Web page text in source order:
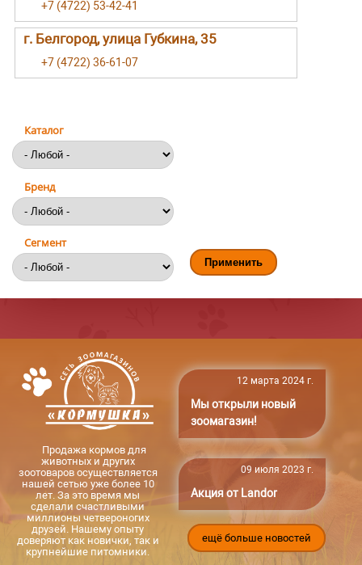
+7 (4722) 53-42-41
г. Белгород, улица Губкина, 35
+7 (4722) 36-61-07
Каталог
Бренд
Сегмент
Продажа кормов для
животных и других
зоотоваров осуществляется
нашей сетью уже более 10
лет. За это время мы
сделали счастливыми
миллионы четвероногих
друзей. Нашему опыту
доверяют как новички, так и
крупнейшие питомники.
12 марта 2024 г.
Мы открыли новый
зоомагазин!
09 июля 2023 г.
Акция от Landor
ещё больше новостей